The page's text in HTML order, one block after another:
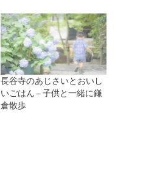
長谷寺のあじさいとおいし
いごはん – 子供と一緒に鎌
倉散歩